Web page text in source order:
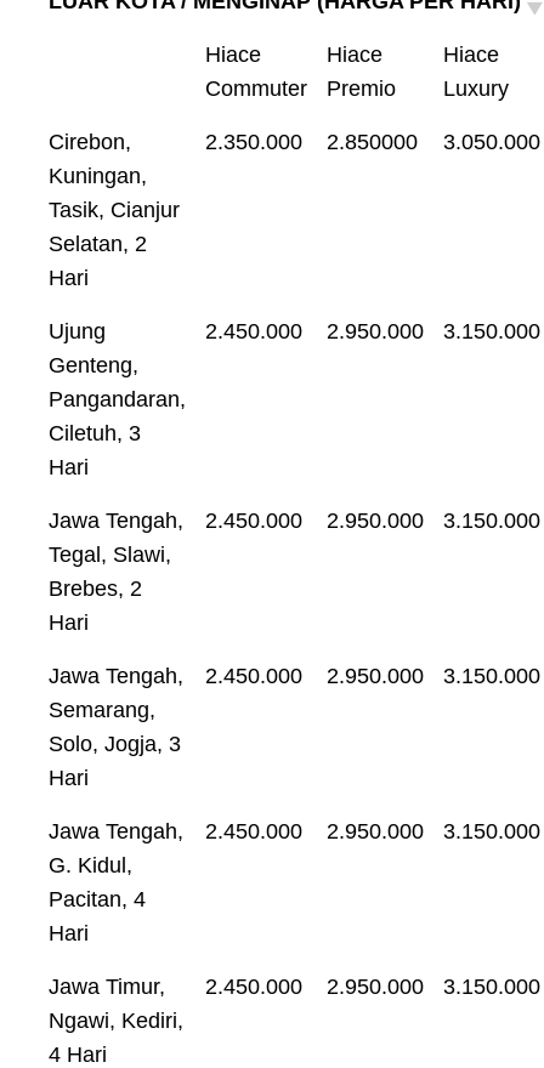
Hiace
Commuter
Hiace
Premio
Hiace
Luxury
Cirebon,
Kuningan,
Tasik, Cianjur
Selatan, 2
Hari
2.350.000 2.850000 3.050.000
Ujung
Genteng,
Pangandaran,
Ciletuh, 3
Hari
2.450.000 2.950.000 3.150.000
Jawa Tengah,
Tegal, Slawi,
Brebes, 2
Hari
2.450.000 2.950.000 3.150.000
Jawa Tengah,
Semarang,
Solo, Jogja, 3
Hari
2.450.000 2.950.000 3.150.000
Jawa Tengah,
G. Kidul,
Pacitan, 4
Hari
2.450.000 2.950.000 3.150.000
Jawa Timur,
Ngawi, Kediri,
4 Hari
2.450.000 2.950.000 3.150.000